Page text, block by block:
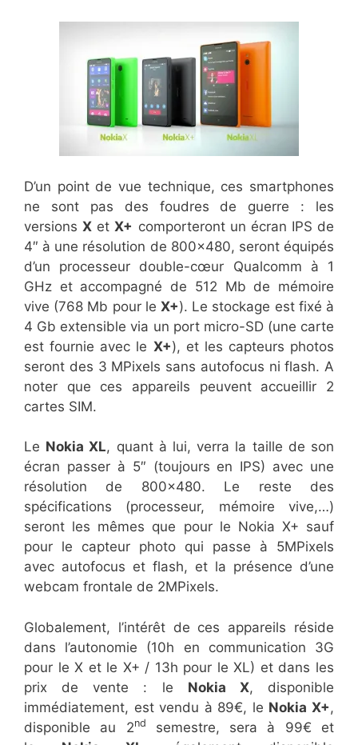
D’un point de vue technique, ces smartphones
ne sont pas des foudres de guerre : les
versionsX etX+ comporteront un écran IPS de
4″ à une résolution de 800×480, seront équipés
d’un processeur double-cœur Qualcomm à 1
GHz et accompagné de 512 Mb de mémoire
vive (768 Mb pour le X+). Le stockage est fixé à
4 Gb extensible via un port micro-SD (une carte
est fournie avec le X+), et les capteurs photos
seront des 3 MPixels sans autofocus ni flash. A
noter que ces appareils peuvent accueillir 2
cartes SIM.
Le Nokia XL, quant à lui, verra la taille de son
écran passer à 5″ (toujours en IPS) avec une
résolution de 800×480. Le reste des
spécifications (processeur, mémoire vive,…)
seront les mêmes que pour le Nokia X+ sauf
pour le capteur photo qui passe à 5MPixels
avec autofocus et flash, et la présence d’une
webcam frontale de 2MPixels.
Globalement, l’intérêt de ces appareils réside
dans l’autonomie (10h en communication 3G
pour le X et le X+ / 13h pour le XL) et dans les
prix de vente : le Nokia X, disponible
immédiatement, est vendu à 89€, le Nokia X+ ,
disponible au 2nd
semestre, sera à 99€ et